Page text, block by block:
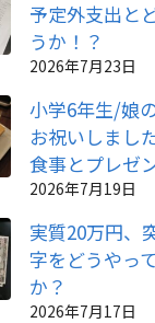
予定外支出と
うか！？
2026年7月23日
小学6年生/娘
お祝いしまし
食事とプレゼ
2026年7月19日
実質20万円、
字をどうやっ
か？
2026年7月17日